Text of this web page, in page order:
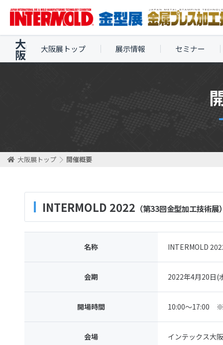
大
阪 大阪展トップ 展示情報 セミナー
大阪展トップ 開催概要
INTERMOLD 2022 （第33回金型加工技術展
名称 INTERMOLD
会期 2022年4月20日(
開場時間 10:00～17:00 ※
会場 インテックス大